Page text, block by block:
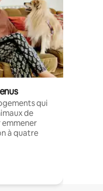
qui
de
à quatre